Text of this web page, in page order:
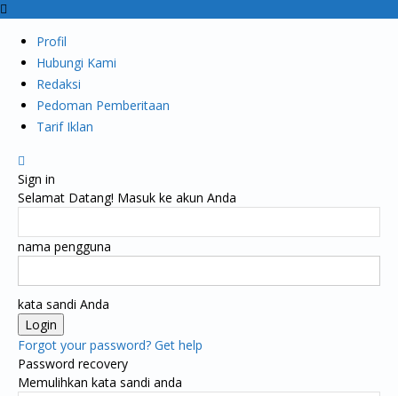
Profil
Hubungi Kami
Redaksi
Pedoman Pemberitaan
Tarif Iklan
Sign in
Selamat Datang! Masuk ke akun Anda
nama pengguna
kata sandi Anda
Forgot your password? Get help
Password recovery
Memulihkan kata sandi anda